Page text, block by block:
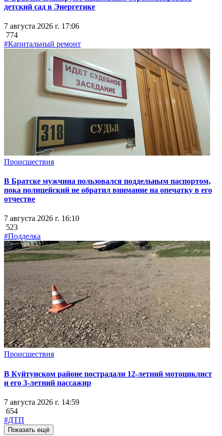
детский сад в Энергетике
7 августа 2026 г. 17:06
774
#Капитальный ремонт
Происшествия
В Братске мужчина пользовался поддельным паспортом,
пока полицейский не обратил внимание на опечатку в его
отчестве
7 августа 2026 г. 16:10
523
#Подделка
Происшествия
В Куйтунском районе пострадали 12-летний мотоциклист
и его 3-летний пассажир
7 августа 2026 г. 14:59
654
#ДТП
Показать ещё